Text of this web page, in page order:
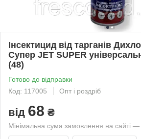
Інсектицид від тарганів
Супер JET SUPER
(48)
Готово до відправки
Код: 117005
Опт і роздріб
від 68 ₴
Мінімальна сума замовлення на сайті